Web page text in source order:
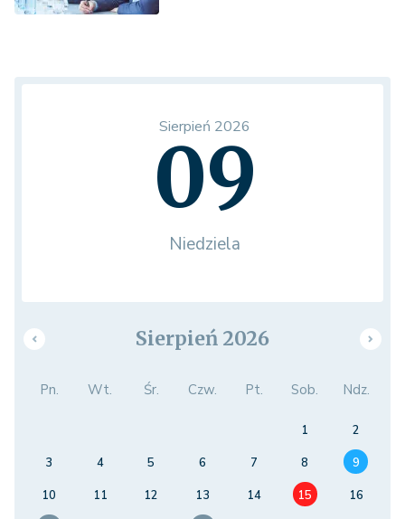
Sierpień 2026
09
Niedziela
Sierpień 2026
Pn. Wt. Śr. Czw. Pt. Sob. Ndz.
1
2
3
4 5 6 7 8
9
10
11 12 13 14 15
16